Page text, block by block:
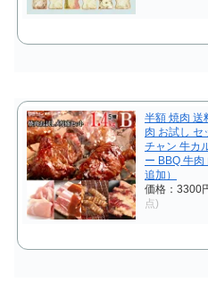
半額 焼肉 送
肉 お試し セ
チャン 牛カ
ー BBQ 牛
追加）
価格：3300
点)